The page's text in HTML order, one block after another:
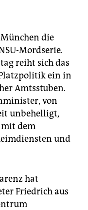
die
Mordserie.
reiht sich das
ein in
Amtsstuben.
von
unbehelligt,
dem
und
hat
Friedrich aus